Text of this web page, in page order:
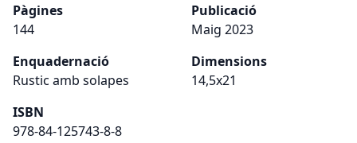
Pàgines
144
Publicació
Maig 2023
Enquadernació
Rustic amb solapes
Dimensions
14,5x21
ISBN
978-84-125743-8-8